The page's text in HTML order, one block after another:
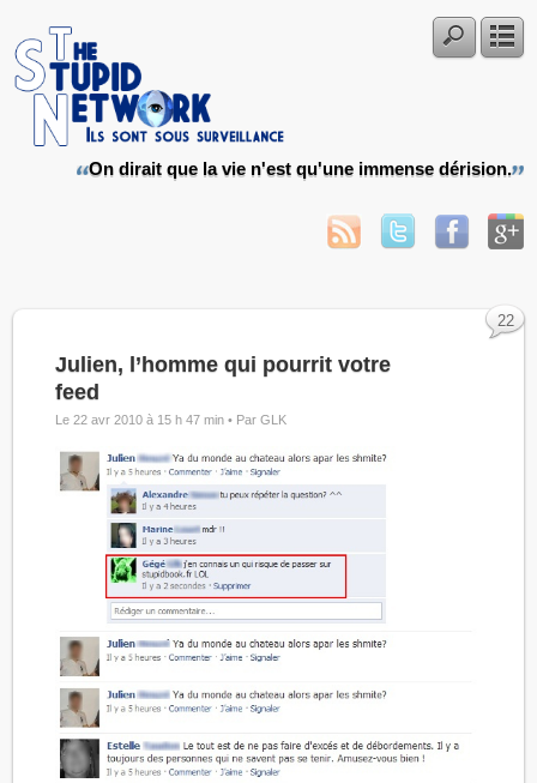
On dirait que la vie n'est qu'une immense dérision.
Julien, l’homme qui pourrit votre
feed
Le 22 avr 2010 à 15 h 47 min • Par GLK
22